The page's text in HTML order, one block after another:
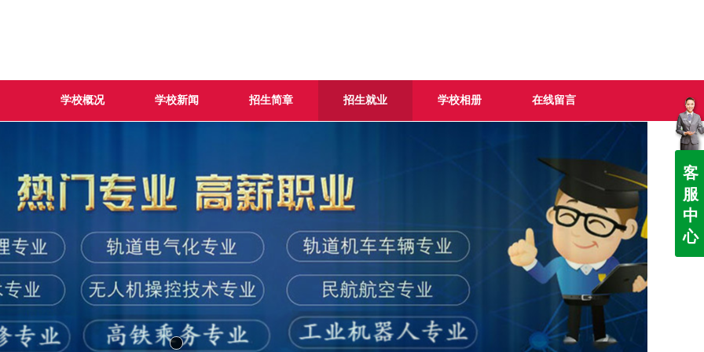
学校概况 学校新闻 招生简章 招生就业 学校相册 在线留言
客
服
中
心